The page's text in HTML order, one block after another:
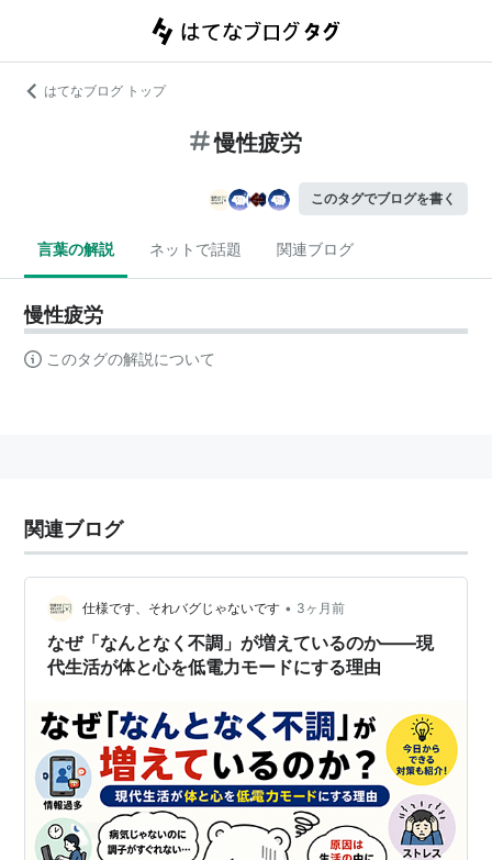
はてなブログ トップ
慢性疲労
このタグでブログを書く
言葉の解説 ネットで話題 関連ブログ
慢性疲労
このタグの解説について
関連ブログ
仕様です、それバグじゃないです • 3ヶ月前
なぜ「なんとなく不調」が増えているのか――現
代生活が体と心を低電力モードにする理由